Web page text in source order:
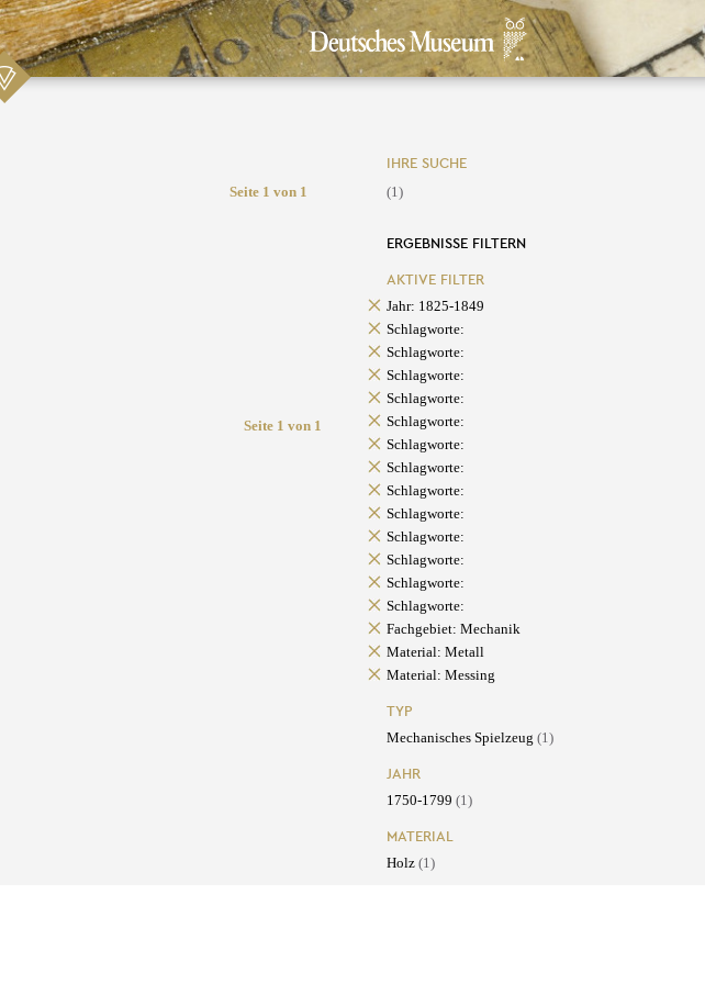
Seite 1 von 1
Seite 1 von 1
IHRE SUCHE
(1)
ERGEBNISSE FILTERN
AKTIVE FILTER
Jahr: 1825-1849
Schlagworte:
Schlagworte:
Schlagworte:
Schlagworte:
Schlagworte:
Schlagworte:
Schlagworte:
Schlagworte:
Schlagworte:
Schlagworte:
Schlagworte:
Schlagworte:
Schlagworte:
Fachgebiet: Mechanik
Material: Metall
Material: Messing
TYP
Mechanisches Spielzeug (1)
JAHR
1750-1799 (1)
MATERIAL
Holz (1)